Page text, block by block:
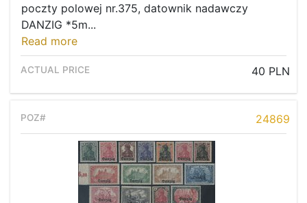
poczty polowej nr.375, datownik nadawczy
DANZIG *5m...
Read more
40 PLN
24869